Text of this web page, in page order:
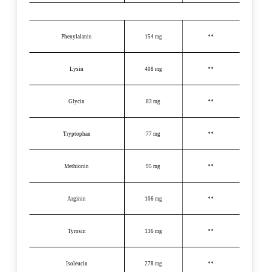
Phenylalanin 154 mg **
Lysin 408 mg **
Glycin 83 mg **
Tryptophan 77 mg **
Methionin 95 mg **
Arginin 106 mg **
Tyrosin 136 mg **
Isoleucin 278 mg **